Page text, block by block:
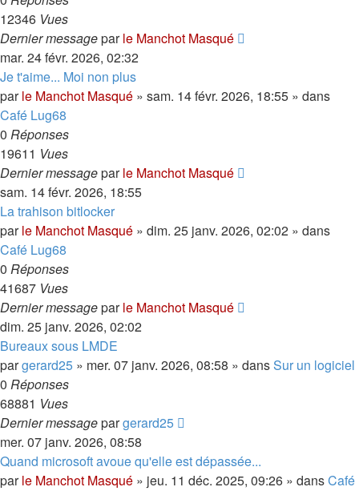
12346 Vues
Dernier messageparle Manchot Masqué
mar. 24 févr. 2026, 02:32
Je t'aime... Moi non plus
parle Manchot Masqué » sam. 14 févr. 2026, 18:55 » dans
Café Lug68
0 Réponses
19611 Vues
Dernier messageparle Manchot Masqué
sam. 14 févr. 2026, 18:55
La trahison bitlocker
parle Manchot Masqué » dim. 25 janv. 2026, 02:02 » dans
Café Lug68
0 Réponses
41687 Vues
Dernier messageparle Manchot Masqué
dim. 25 janv. 2026, 02:02
Bureaux sous LMDE
pargerard25 » mer. 07 janv. 2026, 08:58 » dansSur un logiciel
0 Réponses
68881 Vues
Dernier messagepargerard25
mer. 07 janv. 2026, 08:58
Quand microsoft avoue qu'elle est dépassée...
parle Manchot Masqué » jeu. 11 déc. 2025, 09:26 » dansCafé